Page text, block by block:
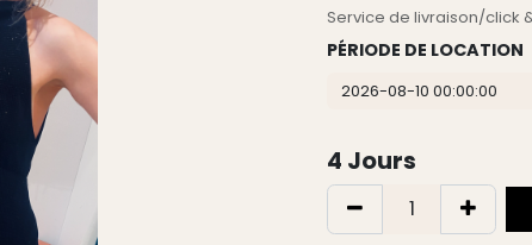
Service de livraison/click
PÉRIODE DE LOCATION
4 Jours